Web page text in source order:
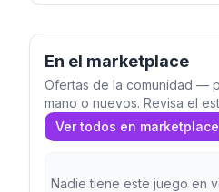
En el marketplace
Ofertas de la comunidad —
mano o nuevos. Revisa el
Ver todos en marketplace
Nadie tiene este juego en